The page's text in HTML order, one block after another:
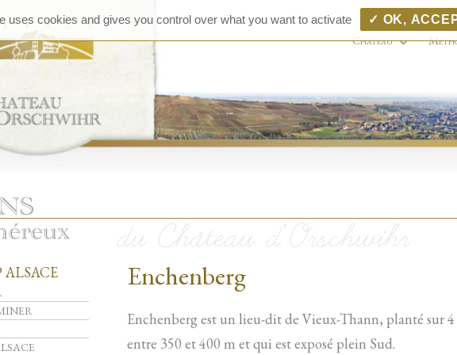
Vins
Vins D'Alsace Grands
Zinnkoepflé
Château
ALSACE Enchenberg
En­chen­berg est un lieu-dit de Vieux-Thann, planté sur
entre 350 et 400 m et qui est ex­posé plein Sud.
uses cookies and gives you control over what you want to activate ✓ OK,